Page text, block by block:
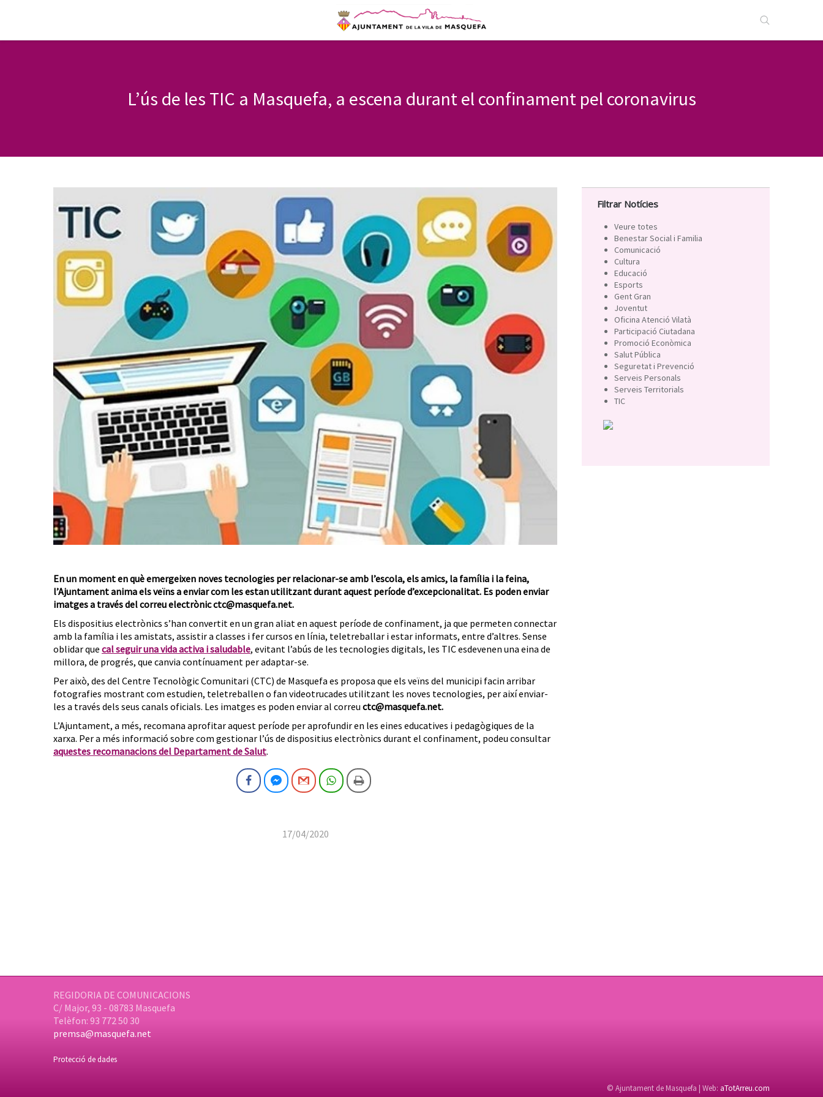
L’ús de les TIC a Masquefa, a escena durant el confinament pel coronavirus
En un moment en què emergeixen noves tecnologies per relacionar-se amb l’escola, els amics, la família i la feina,
l’Ajuntament anima els veïns a enviar com les estan utilitzant durant aquest període d’excepcionalitat. Es poden enviar
imatges a través del correu electrònic ctc@masquefa.net.
Els dispositius electrònics s’han convertit en un gran aliat en aquest període de confinament, ja que permeten connectar
amb la família i les amistats, assistir a classes i fer cursos en línia, teletreballar i estar informats, entre d’altres. Sense
oblidar que cal seguir una vida activa i saludable, evitant l’abús de les tecnologies digitals, les TIC esdevenen una eina de
millora, de progrés, que canvia contínuament per adaptar-se.
Per això, des del Centre Tecnològic Comunitari (CTC) de Masquefa es proposa que els veïns del municipi facin arribar
fotografies mostrant com estudien, teletreballen o fan videotrucades utilitzant les noves tecnologies, per així enviar-
les a través dels seus canals oficials. Les imatges es poden enviar al correu ctc@masquefa.net.
L’Ajuntament, a més, recomana aprofitar aquest període per aprofundir en les eines educatives i pedagògiques de la
xarxa. Per a més informació sobre com gestionar l’ús de dispositius electrònics durant el confinament, podeu consultar
aquestes recomanacions del Departament de Salut.
FacebookFacebook Messenger
Gmail WhatsAppImprimeix
17/04/2020
Filtrar Notícies
Veure totes
Benestar Social i Familia
Comunicació
Cultura
Educació
Esports
Gent Gran
Joventut
Oficina Atenció Vilatà
Participació Ciutadana
Promoció Econòmica
Salut Pública
Seguretat i Prevenció
Serveis Personals
Serveis Territorials
TIC
REGIDORIA DE COMUNICACIONS
C/ Major, 93 - 08783 Masquefa
Telèfon: 93 772 50 30
premsa@masquefa.net
Protecció de dades
© Ajuntament de Masquefa | Web: aTotArreu.com